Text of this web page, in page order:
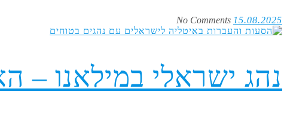
15.08.2025
No Comments
נהג ישראלי במילאנו –